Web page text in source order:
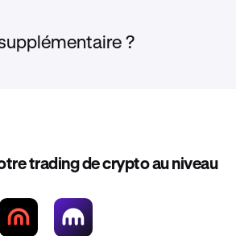
?
trading de crypto au niveau